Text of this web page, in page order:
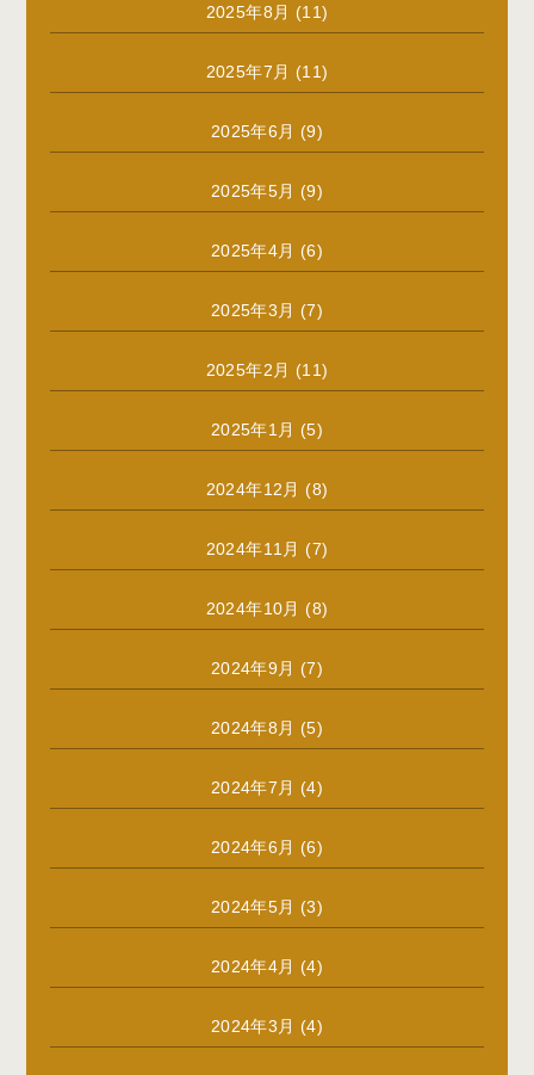
2025年8月 (11)
2025年7月 (11)
2025年6月 (9)
2025年5月 (9)
2025年4月 (6)
2025年3月 (7)
2025年2月 (11)
2025年1月 (5)
2024年12月 (8)
2024年11月 (7)
2024年10月 (8)
2024年9月 (7)
2024年8月 (5)
2024年7月 (4)
2024年6月 (6)
2024年5月 (3)
2024年4月 (4)
2024年3月 (4)